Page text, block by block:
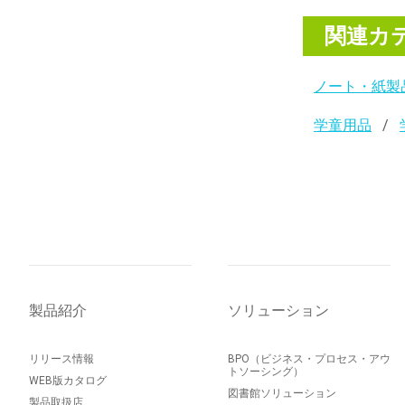
関連カ
ノート・紙製
学童用品
製品紹介
リリース情報
WEB版カタログ
製品取扱店
ソリューション
BPO（ビジネス・プロセス・アウ
トソーシング）
図書館ソリューション